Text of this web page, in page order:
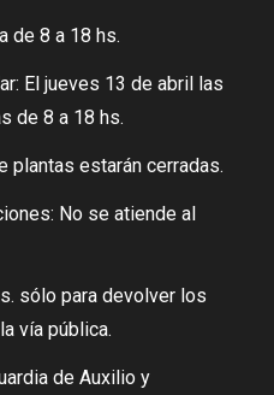
de 8 a 18 hs.
El jueves 13 de abril las
de 8 a 18 hs.
plantas estarán cerradas.
No se atiende al
sólo para devolver los
vía pública.
de Auxilio y